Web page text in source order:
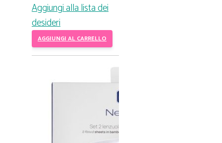
Aggiungi alla lista dei
desideri
AGGIUNGI AL CARRELLO